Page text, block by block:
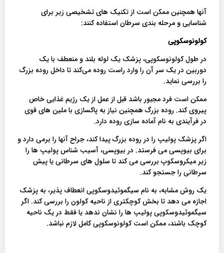
آنها همچنین ممکن است از تکنیک های تشخیصی زیر برای
شناسایی و مرحله بندی سرطان استفاده کنند:
کولونوسکوپی
در طول کولونوسکوپی، پزشک یک لوله بلند و منعطف با یک
دوربین در یک سر آن را وارد راست روده می‌کند تا داخل روده بزرگ
را بررسی نماید.
ممکن است فرد مجبور باشد قبل از عمل از یک رژیم غذایی خاص
پیروی کند. روده بزرگ همچنین نیاز به پاکسازی با ملین های قوی
در فرآیندی به نام آماده سازی روده دارد.
اگر پزشک پولیپ را در روده بزرگ پیدا کند، جراح آنها را برمی دارد و
برای بیوپسی می فرستد. در بیوپسی، آسیب شناس پولیپ ها را
زیر میکروسکوپ بررسی می کند تا سلول های سرطانی یا پیش
سرطانی را جستجو کند.
یک روش مشابه، به نام سیگموئیدوسکوپی انعطاف پذیر، به پزشک
اجازه می دهد تا بخش کوچکتری از ناحیه کولون را بررسی کند. اگر
سیگموئیدوسکوپی پولیپ ها را نشان ندهد یا فقط در یک ناحیه
کوچک باشند، ممکن است کولونوسکوپی کامل لازم نباشد.